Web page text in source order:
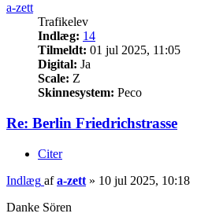
a-zett
Trafikelev
Indlæg: 14
Tilmeldt: 01 jul 2025, 11:05
Digital: Ja
Scale: Z
Skinnesystem: Peco
Re: Berlin Friedrichstrasse
Citer
Indlæg afa-zett » 10 jul 2025, 10:18
Danke Sören